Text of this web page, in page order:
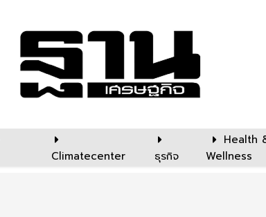
Climatecenter ธุรกิจ
Health
Wellness